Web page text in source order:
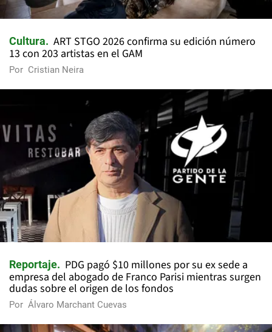
Cultura
ART STGO 2026 confirma su edición número
13 con 203 artistas en el GAM
Por Cristian Neira
Reportaje
PDG pagó $10 millones por su ex sede a
empresa del abogado de Franco Parisi mientras surgen
dudas sobre el origen de los fondos
Por Álvaro Marchant Cuevas